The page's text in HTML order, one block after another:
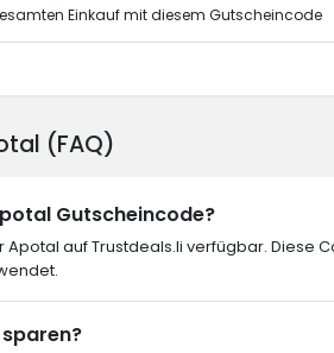
Einkauf mit diesem Gutscheincode
(FAQ)
Gutscheincode?
auf Trustdeals.li verfügbar. Diese